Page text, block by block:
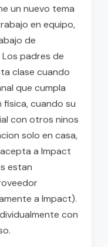
un nuevo tema
en equipo,
de
padres de
clase cuando
que cumpla
cuando su
con otros ninos
solo en casa,
a Impact
estan
a Impact).
con